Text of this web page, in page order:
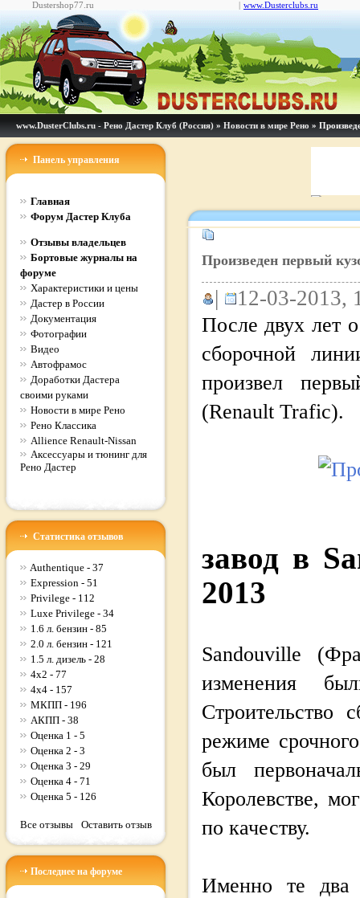
Dustershop77.ru | www.Dusterclubs.ru
www.DusterClubs.ru - Рено Дастер Клуб (Россия) » Новости в мире Рено »
Панель управления
Главная
Форум Дастер Клуба
Отзывы владельцев
Бортовые журналы на
форуме
Характеристики и цены
Дастер в России
Документация
Фотографии
Видео
Автофрамос
Доработки Дастера
своими руками
Новости в мире Рено
Рено Классика
Allience Renault-Nissan
Аксессуары и тюнинг для
Рено Дастер
Статистика отзывов
Authentique - 37
Expression - 51
Privilege - 112
Luxe Privilege - 34
1.6 л. бензин - 85
2.0 л. бензин - 121
1.5 л. дизель - 28
4x2 - 77
4x4 - 157
МКПП - 196
АКПП - 38
Оценка 1 - 5
Оценка 2 - 3
Оценка 3 - 29
Оценка 4 - 71
Оценка 5 - 126
Все отзывы Оставить отзыв
Последнее на форуме
Произведен первый
| 12-03-2013,
После двух лет
сборочной
произвел
(Renault Trafic).
завод в
2013
Sandouville
изменения
Строительство
режиме
был
Королевстве,
по качеству.
Именно те два